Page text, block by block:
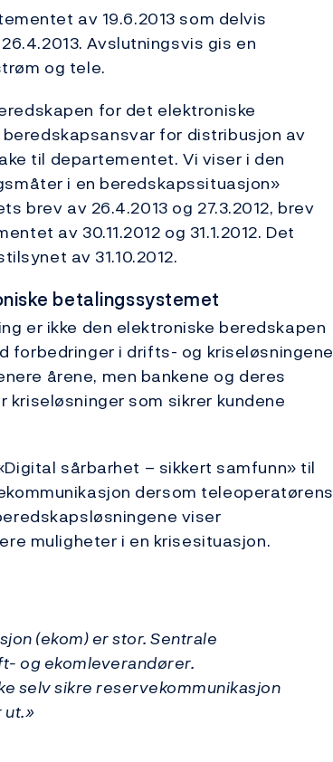
av 19.6.2013 som delvis
Avslutningsvis gis en
og tele.
for det elektroniske
for distribusjon av
til departementet. Vi viser i den
i en beredskapssituasjon»
brev av 26.4.2013 og 27.3.2012, brev
av 30.11.2012 og 31.1.2012. Det
av 31.10.2012.
betalingssystemet
er ikke den elektroniske beredskapen
forbedringer i drifts- og kriseløsningene
årene, men bankene og deres
som sikrer kundene
sårbarhet – sikkert samfunn» til
dersom teleoperatørens
viser
muligheter i en krisesituasjon.
(ekom) er stor. Sentrale
og ekomleverandører.
selv sikre reservekommunikasjon